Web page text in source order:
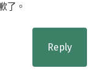
了。
Reply